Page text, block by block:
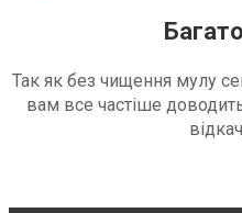
Так як без чищення мулу
вам все частіше